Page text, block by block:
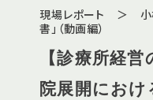
現場レポート ＞ 小
書」（動画編）
【診療所経
院展開におけ